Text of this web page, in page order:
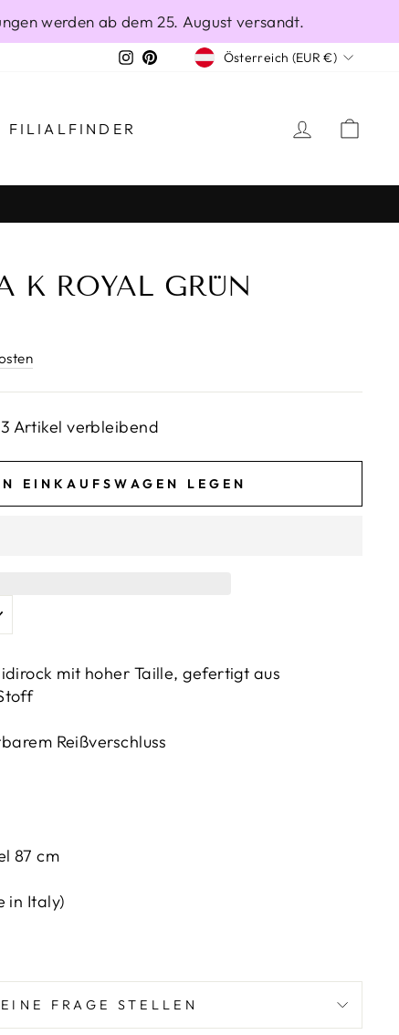
werden ab dem 25. August versandt.
Instagram
PinterestWÄHRUNG
Österreich (EUR €)
FILIALFINDER
K ROYAL GRÜN
Artikel verbleibend
EINKAUFSWAGEN LEGEN
mit hoher Taille, gefertigt aus
Reißverschluss
87 cm
in Italy)
EINE FRAGE STELLEN